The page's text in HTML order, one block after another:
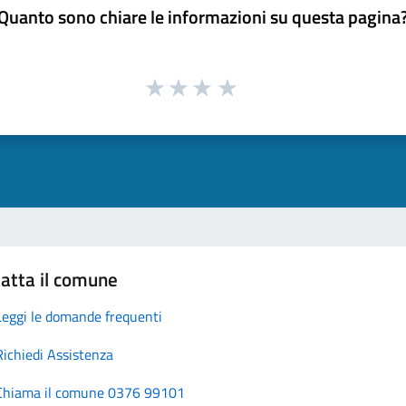
sono chiare le informazioni su questa
il comune
le domande frequenti
Assistenza
il comune 0376 99101